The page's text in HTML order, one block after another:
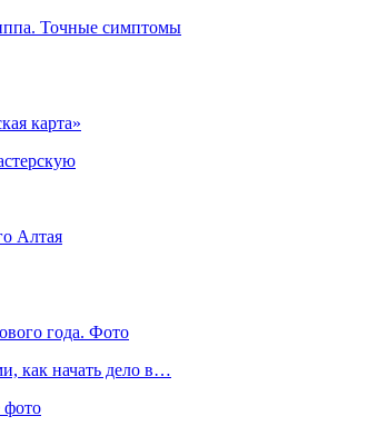
Точные симптомы
карта»
Алтая
года. Фото
как начать дело в…
фото